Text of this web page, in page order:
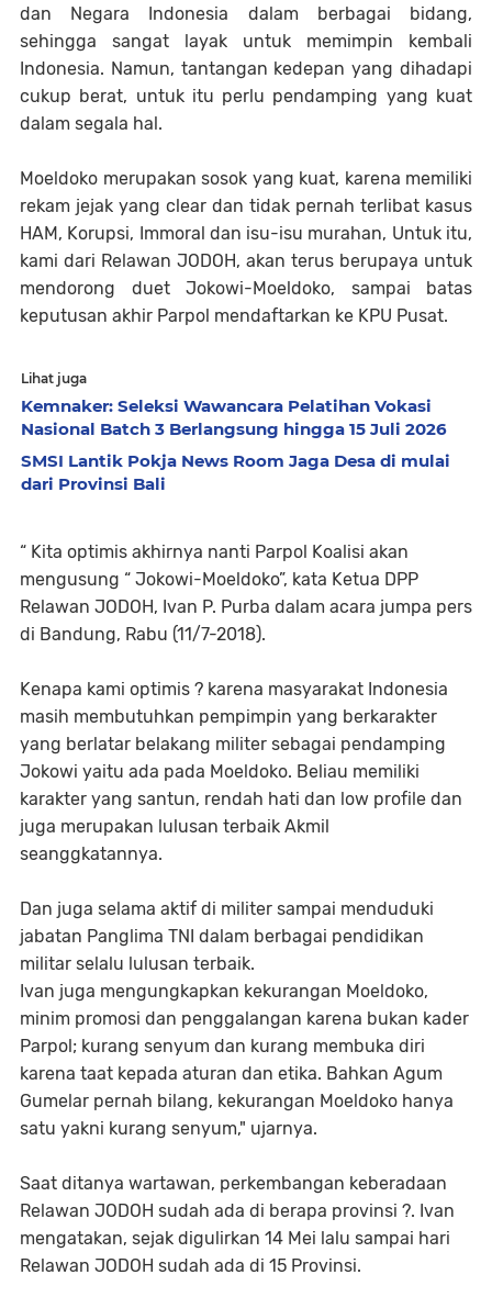
dan Negara Indonesia dalam berbagai bidang,
sehingga sangat layak untuk memimpin kembali
Indonesia. Namun, tantangan kedepan yang dihadapi
cukup berat, untuk itu perlu pendamping yang kuat
dalam segala hal.
Moeldoko merupakan sosok yang kuat, karena memiliki
rekam jejak yang clear dan tidak pernah terlibat kasus
HAM, Korupsi, Immoral dan isu-isu murahan, Untuk itu,
kami dari Relawan JODOH, akan terus berupaya untuk
mendorong duet Jokowi-Moeldoko, sampai batas
keputusan akhir Parpol mendaftarkan ke KPU Pusat.
Lihat juga
Kemnaker: Seleksi Wawancara Pelatihan Vokasi
Nasional Batch 3 Berlangsung hingga 15 Juli 2026
SMSI Lantik Pokja News Room Jaga Desa di mulai
dari Provinsi Bali
“ Kita optimis akhirnya nanti Parpol Koalisi akan
mengusung “ Jokowi-Moeldoko”, kata Ketua DPP
Relawan JODOH, Ivan P. Purba dalam acara jumpa pers
di Bandung, Rabu (11/7-2018).
Kenapa kami optimis ? karena masyarakat Indonesia
masih membutuhkan pempimpin yang berkarakter
yang berlatar belakang militer sebagai pendamping
Jokowi yaitu ada pada Moeldoko. Beliau memiliki
karakter yang santun, rendah hati dan low profile dan
juga merupakan lulusan terbaik Akmil
seanggkatannya.
Dan juga selama aktif di militer sampai menduduki
jabatan Panglima TNI dalam berbagai pendidikan
militar selalu lulusan terbaik.
Ivan juga mengungkapkan kekurangan Moeldoko,
minim promosi dan penggalangan karena bukan kader
Parpol; kurang senyum dan kurang membuka diri
karena taat kepada aturan dan etika. Bahkan Agum
Gumelar pernah bilang, kekurangan Moeldoko hanya
satu yakni kurang senyum," ujarnya.
Saat ditanya wartawan, perkembangan keberadaan
Relawan JODOH sudah ada di berapa provinsi ?. Ivan
mengatakan, sejak digulirkan 14 Mei lalu sampai hari
Relawan JODOH sudah ada di 15 Provinsi.